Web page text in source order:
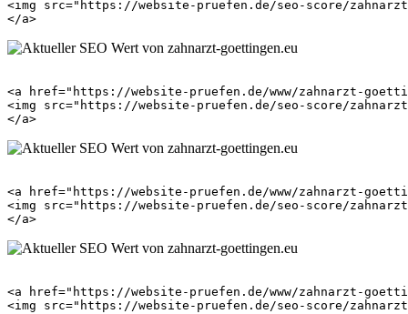
<img src="https://website-pruefen.de/seo-score/
<a href="https://website-pruefen.de/www/zahnarzt-
<img src="https://website-pruefen.de/seo-score/
<a href="https://website-pruefen.de/www/zahnarzt-
<img src="https://website-pruefen.de/seo-score/
<a href="https://website-pruefen.de/www/zahnarzt-
<img src="https://website-pruefen.de/seo-score/